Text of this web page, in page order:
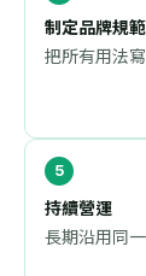
制定品牌規範
把所有用法
持續營運
長期沿用同